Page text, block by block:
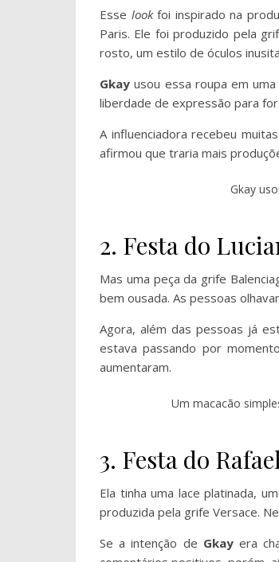
Esse lookfoi inspirado na
Paris. Ele foi produzido pela
rosto, um estilo de óculos
Gkay usou essa roupa em
liberdade de expressão para
A influenciadora recebeu
afirmou que traria mais
Gkay
2. Festa do
Mas uma peça da grife
bem ousada. As pessoas
Agora, além das pessoas já
estava passando por
aumentaram.
Um macacão
3. Festa do
Ela tinha uma lace platinada,
produzida pela grife Versace.
Se a intenção de Gkayera